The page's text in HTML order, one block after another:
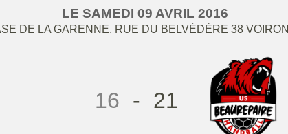
LE SAMEDI 09 AVRIL 2016
DE LA GARENNE, RUE DU BELVÉDÈRE 38 VOIRON
16 - 21